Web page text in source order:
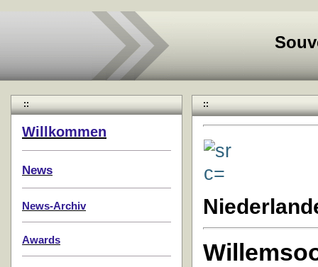
::
Willkommen
News
News-Archiv
Awards
::